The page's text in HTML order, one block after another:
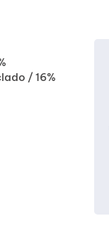
/ 16%